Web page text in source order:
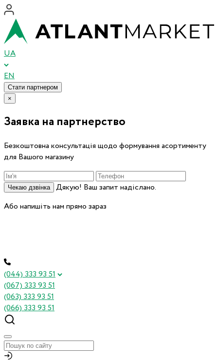
UA
EN
Стати партнером
×
Заявка на партнерство
Безкоштовна консультація щодо формування асортименту
для Вашого магазину
Чекаю дзвінка
Дякую! Ваш запит надіслано.
Або напишіть нам прямо зараз
(044) 333 93 51
(067) 333 93 51
(063) 333 93 51
(066) 333 93 51